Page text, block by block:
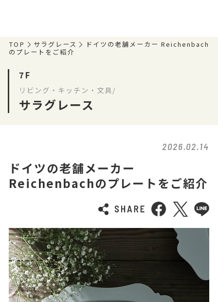
TOP サラグレース
ドイツの老舗メーカー Reichenbach
のプレートをご紹介
7F
リビング・キッチン・文具/
サラグレース
2026.02.14
ドイツの老舗メーカー
Reichenbachのプレートをご紹介